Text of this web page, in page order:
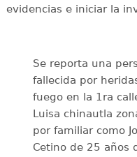
evidencias e iniciar la
Se reporta una
fallecida por
fuego en la 1ra
Luisa chinautla
por familiar como
Cetino de 25 años